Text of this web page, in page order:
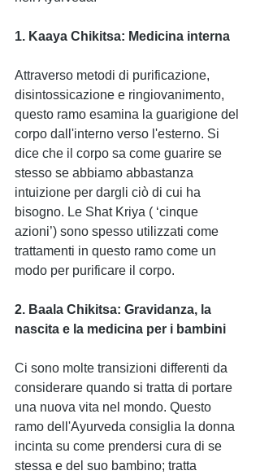
1. Kaaya Chikitsa: Medicina interna
Attraverso metodi di purificazione,
disintossicazione e ringiovanimento,
questo ramo esamina la guarigione del
corpo dall'interno verso l'esterno. Si
dice che il corpo sa come guarire se
stesso se abbiamo abbastanza
intuizione per dargli ciò di cui ha
bisogno. Le Shat Kriya ( ‘cinque
azioni’) sono spesso utilizzati come
trattamenti in questo ramo come un
modo per purificare il corpo.
2. Baala Chikitsa: Gravidanza, la
nascita e la medicina per i bambini
Ci sono molte transizioni differenti da
considerare quando si tratta di portare
una nuova vita nel mondo. Questo
ramo dell'Ayurveda consiglia la donna
incinta su come prendersi cura di se
stessa e del suo bambino; tratta